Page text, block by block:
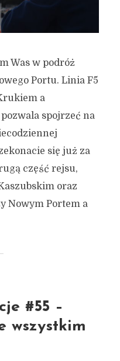
Was w podróż
Portu. Linia F5
a
spojrzeć na
się już za
część rejsu,
oraz
Nowym Portem a
#55 –
wszystkim